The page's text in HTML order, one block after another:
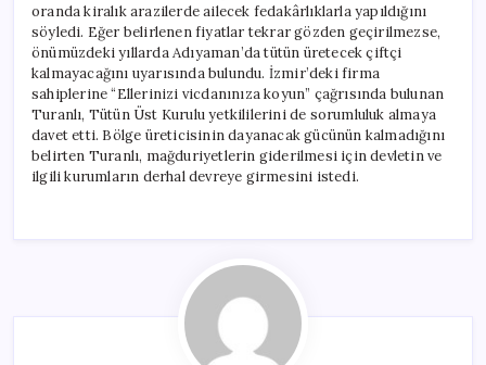
oranda kiralık arazilerde ailecek fedakârlıklarla yapıldığını
söyledi. Eğer belirlenen fiyatlar tekrar gözden geçirilmezse,
önümüzdeki yıllarda Adıyaman’da tütün üretecek çiftçi
kalmayacağını uyarısında bulundu. İzmir’deki firma
sahiplerine “Ellerinizi vicdanınıza koyun” çağrısında bulunan
Turanlı, Tütün Üst Kurulu yetkililerini de sorumluluk almaya
davet etti. Bölge üreticisinin dayanacak gücünün kalmadığını
belirten Turanlı, mağduriyetlerin giderilmesi için devletin ve
ilgili kurumların derhal devreye girmesini istedi.